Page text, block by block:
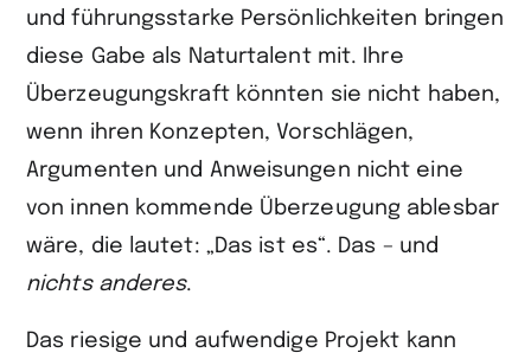
und führungsstarke Persönlichkeiten bringen
diese Gabe als Naturtalent mit. Ihre
Überzeugungskraft könnten sie nicht haben,
wenn ihren Konzepten, Vorschlägen,
Argumenten und Anweisungen nicht eine
von innen kommende Überzeugung ablesbar
wäre, die lautet: „Das ist es“. Das – und
nichts anderes.
Das riesige und aufwendige Projekt kann